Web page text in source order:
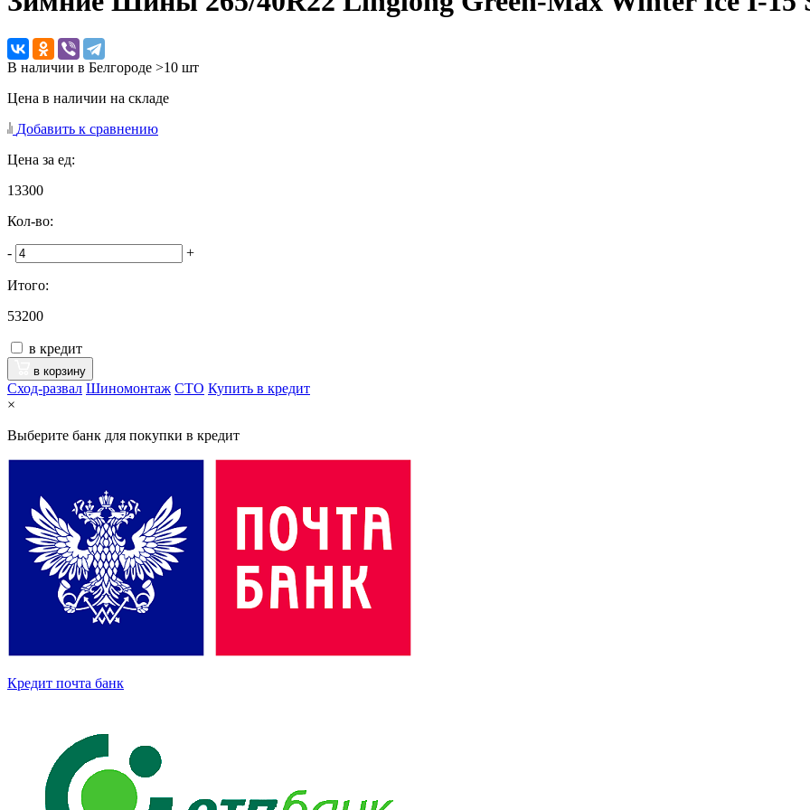
В наличии в Белгороде >10 шт
Цена в наличии на складе
Добавить к сравнению
Цена за ед:
13300
Кол-во:
- +
Итого:
53200
в кредит
в корзину
Сход-развал Шиномонтаж CTO Купить в кредит
×
Выберите банк для покупки в кредит
Кредит почта банк